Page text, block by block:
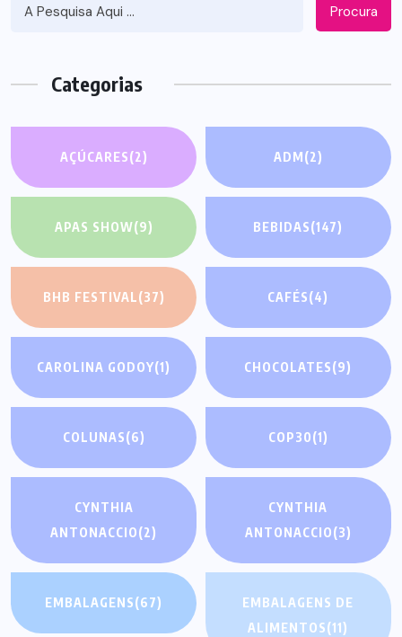
Procura
Categorias
AÇÚCARES(2) ADM (2)
APAS SHOW(9) BEBIDAS(147)
BHB FESTIVAL(37) CAFÉS(4)
CAROLINA GODOY(1) CHOCOLATES(9)
COLUNAS(6) COP30(1)
CYNTHIA
ANTONACCIO(2)
CYNTHIA
ANTONACCIO(3)
EMBALAGENS(67)
EMBALAGENS DE
ALIMENTOS(11)